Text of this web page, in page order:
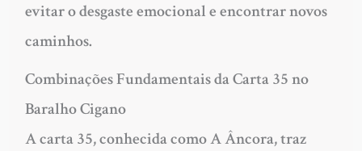
evitar o desgaste emocional e encontrar novos
caminhos.
Combinações Fundamentais da Carta 35 no
Baralho Cigano
A carta 35, conhecida como A Âncora, traz